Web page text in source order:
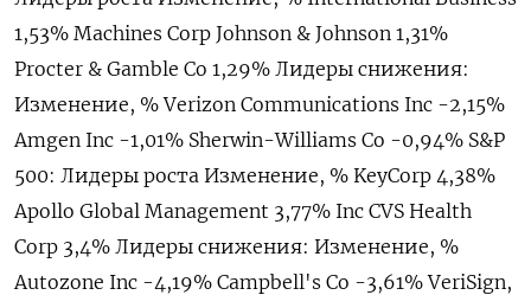
1,53% Machines Corp Johnson & Johnson 1,31%
Procter & Gamble Co 1,29% Лидеры снижения:
Изменение, % Verizon Communications Inc -2,15%
Amgen Inc -1,01% Sherwin-Williams Co -0,94% S&P
500: Лидеры роста Изменение, % KeyCorp 4,38%
Apollo Global Management 3,77% Inc CVS Health
Corp 3,4% Лидеры снижения: Изменение, %
Autozone Inc -4,19% Campbell's Co -3,61% VeriSign,